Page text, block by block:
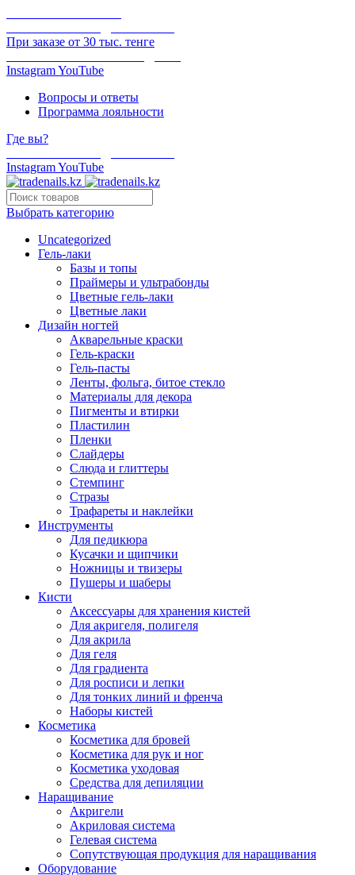
При заказе от 30 тыс. тенге
InstagramYouTube
Вопросы и ответы
Программа лояльности
Где вы?
InstagramYouTube
Выбрать категорию
Uncategorized
Гель-лаки
Базы и топы
Праймеры и ультрабонды
Цветные гель-лаки
Цветные лаки
Дизайн ногтей
Акварельные краски
Гель-краски
Гель-пасты
Ленты, фольга, битое стекло
Материалы для декора
Пигменты и втирки
Пластилин
Пленки
Слайдеры
Слюда и глиттеры
Стемпинг
Стразы
Трафареты и наклейки
Инструменты
Для педикюра
Кусачки и щипчики
Ножницы и твизеры
Пушеры и шаберы
Кисти
Аксессуары для хранения кистей
Для акригеля, полигеля
Для акрила
Для геля
Для градиента
Для росписи и лепки
Для тонких линий и френча
Наборы кистей
Косметика
Косметика для бровей
Косметика для рук и ног
Косметика уходовая
Средства для депиляции
Наращивание
Акригели
Акриловая система
Гелевая система
Сопутствующая продукция для наращивания
Оборудование